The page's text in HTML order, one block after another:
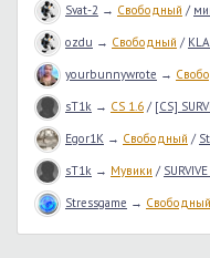
Svat-2 → Свободный /
ozdu → Свободный /
yourbunnywrote →
sT1k → CS 1.6 / [CS]
Egor1K → Свободный /
sT1k → Мувики /
Stressgame → Свободный